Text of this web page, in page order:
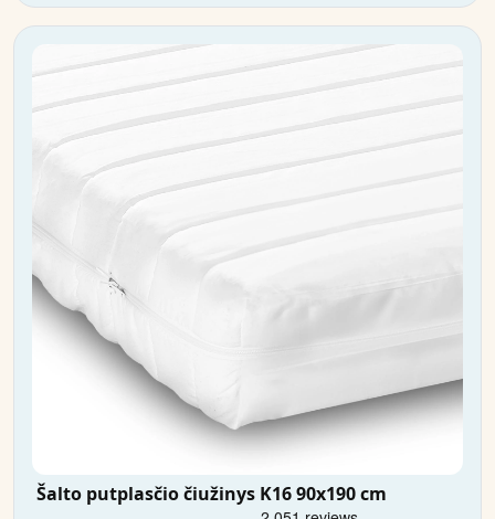
Šalto putplasčio čiužinys K16 90x190 cm